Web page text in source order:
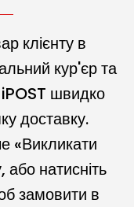
клієнту в
кур'єр та
швидко
доставку.
«Викликати
або натисніть
замовити в